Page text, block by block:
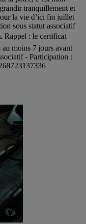
tranquillement et
la vie d’ici fin juillet
sous statut associatif
Rappel : le certificat
au moins 7 jours avant
- Participation :